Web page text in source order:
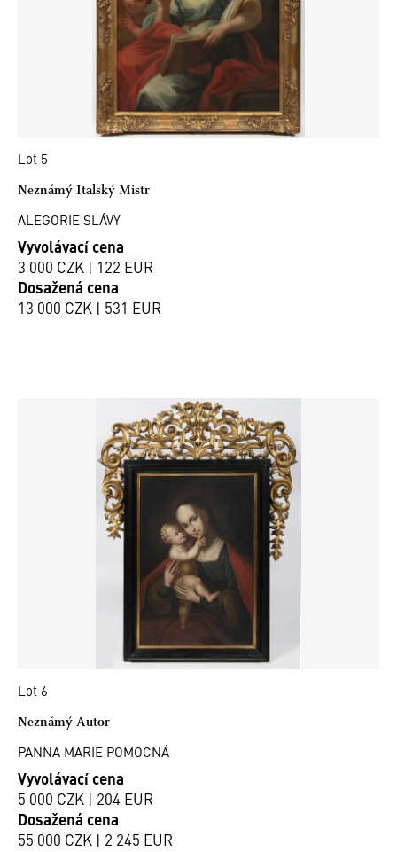
Lot 5
Neznámý Italský Mistr
ALEGORIE SLÁVY
Vyvolávací cena
3 000 CZK | 122 EUR
Dosažená cena
13 000 CZK | 531 EUR
Lot 6
Neznámý Autor
PANNA MARIE POMOCNÁ
Vyvolávací cena
5 000 CZK | 204 EUR
Dosažená cena
55 000 CZK | 2 245 EUR